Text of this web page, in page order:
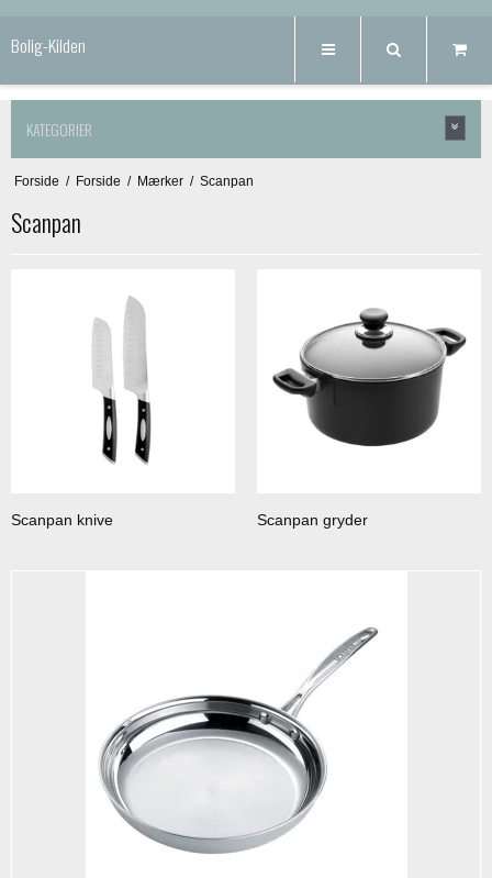
Bolig-Kilden
KATEGORIER
Forside / Forside / Mærker / Scanpan
Scanpan
Scanpan knive Scanpan gryder